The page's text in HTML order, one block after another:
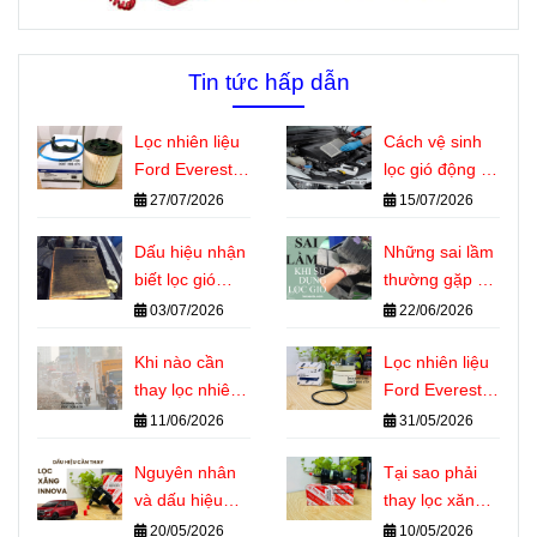
Tin tức hấp dẫn
Lọc nhiên liệu
Ford Everest
dùng chung
dòng xe nào?
27/07/2026
Cách vệ sinh
lọc gió động cơ
ô tô đúng kỹ
15/07/2026
Dấu hiệu nhận
biết lọc gió
động cơ ô tô
03/07/2026
Những sai lầm
thường gặp khi
sử dụng lọc gió
22/06/2026
Khi nào cần
thay lọc nhiên
liệu Ford
hiệu nhận biết
chính xác
11/06/2026
Lọc nhiên liệu
Ford Everest là
gì? Vai trò
động cơ Diesel
31/05/2026
Nguyên nhân
và dấu hiệu
cần thay lọc
20/05/2026
Tại sao phải
thay lọc xăng
Innova đúng kỳ
10/05/2026